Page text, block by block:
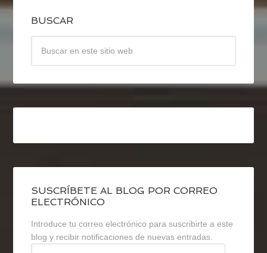
BUSCAR
SUSCRÍBETE AL BLOG POR CORREO
ELECTRÓNICO
Introduce tu correo electrónico para suscribirte a este
blog y recibir notificaciones de nuevas entradas.